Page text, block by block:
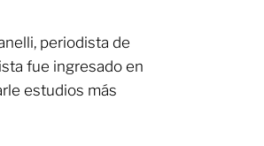
periodista de
fue ingresado en
estudios más